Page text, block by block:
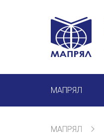
МАПРЯЛ
МАПРЯЛ